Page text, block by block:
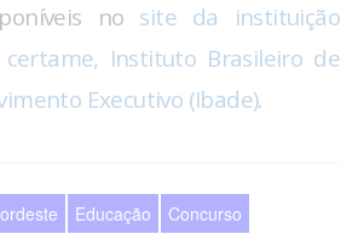
no site da instituição
Instituto Brasileiro de
Executivo (Ibade).
Educação Concurso